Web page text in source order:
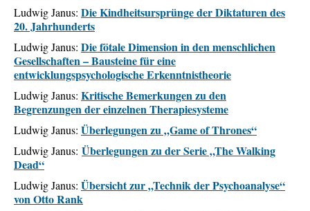
Ludwig Janus: Die Kindheitsursprünge der Diktaturen des
20. Jahrhunderts
Ludwig Janus: Die fötaleDimension in den menschlichen
Gesellschaften –Bausteine für eine
entwicklungspsychologische Erkenntnistheorie
Ludwig Janus: Kritische Bemerkungen zu den
Begrenzungen der einzelnen Therapiesysteme
Ludwig Janus: Überlegungen zu „Game of Thrones“
Ludwig Janus: Überlegungen zu der Serie „The Walking
Dead“
Ludwig Janus: Übersicht zur „Technik der Psychoanalyse“
von Otto Rank